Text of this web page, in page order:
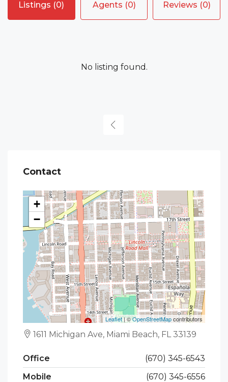
Listings (0) Agents (0) Reviews (0)
No listing found.
Contact
+
−
Leaflet| ©OpenStreetMapcontributors
1611 Michigan Ave, Miami Beach, FL 33139
Office
(670) 345-6543
Mobile
(670) 345-6556